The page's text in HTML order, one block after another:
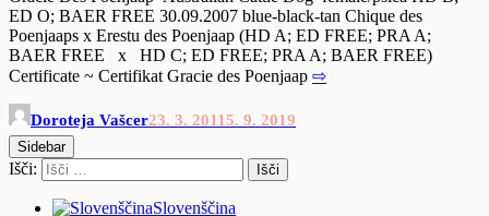
ED O; BAER FREE 30.09.2007 blue-black-tan Chique des
Poenjaaps x Erestu des Poenjaap (HD A; ED FREE; PRA A;
BAER FREE x HD C; ED FREE; PRA A; BAER FREE)
Certificate ~ Certifikat Gracie des Poenjaap ⇨
Doroteja Vašcer23. 3. 20115. 9. 2019
Sidebar
Išči:
Slovenščina